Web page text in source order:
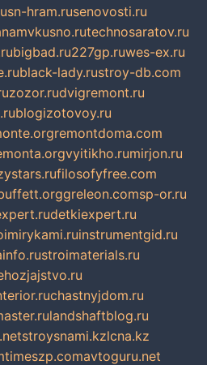
sn-hram.rusenovosti.ru
technosaratov.ru
bigbad.ru227gp.ruwes-ex.ru
black-lady.rustroy-db.com
zozor.rudvigremont.ru
blogizotovoy.ru
remontdoma.com
vyitikho.rumirjon.ru
filosofyfree.com
greleon.comsp-or.ru
detkiexpert.ru
instrumentgid.ru
stroimaterials.ru
chastnyjdom.ru
landshaftblog.ru
stroysnami.kzlcna.kz
timeszp.comavtoguru.net